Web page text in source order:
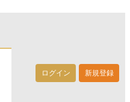
ログイン 新規登録